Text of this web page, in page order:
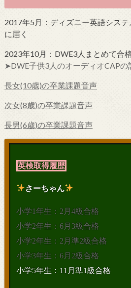
2017年5月：ディズニー英語シス
に届く
2023年10月：DWE3人まとめて合
➤DWE子供3人のオーディオCAPの
長女(10歳)の卒業課題音声
次女(8歳)の卒業課題音声
長男(6歳)の卒業課題音声
英検取得履歴
さーちゃん
小学1年生：2月4級合格
小学2年生：6月3級合格
小学2年生：2月準2級合格
小学3年生：6月2級合格
小学5年生：11月準1級合格